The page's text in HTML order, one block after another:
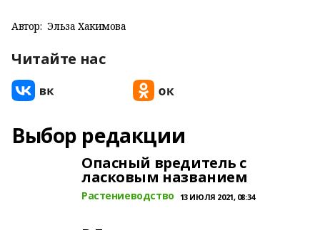
Автор: Эльза Хакимова
Читайте нас
Выбор редакции
Опасный вредитель с
ласковым названием
Растениеводство 13 ИЮЛЯ 2021, 08:34